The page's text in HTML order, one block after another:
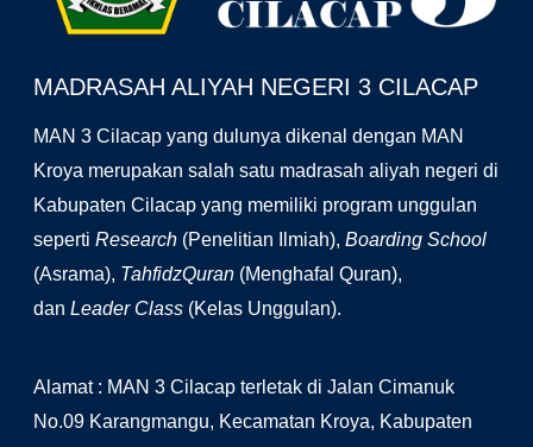
MADRASAH ALIYAH NEGERI 3 CILACAP
MAN 3 Cilacap yang dulunya dikenal dengan MAN
Kroya merupakan salah satu madrasah aliyah negeri di
Kabupaten Cilacap yang memiliki program unggulan
seperti Research (Penelitian Ilmiah), Boarding School
(Asrama), TahfidzQuran (Menghafal Quran),
dan Leader Class (Kelas Unggulan).
Alamat : MAN 3 Cilacap terletak di Jalan Cimanuk
No.09 Karangmangu, Kecamatan Kroya, Kabupaten